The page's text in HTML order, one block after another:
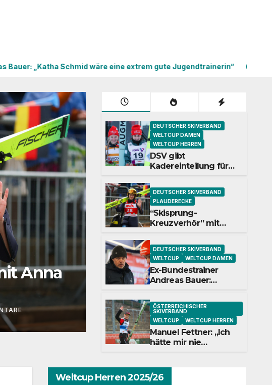
Schmid wäre eine extrem gute Jugendtrainerin“ Manuel Fettner:
ÖSTERREICHISCHER SKIVERBAND WELTCUP WELTCUP
Manuel Fettner: „Ich
springe“
04/04/2026 DANIEL CORNESSE
DEUTSCHER SKIVERBAND
WELTCUP DAMEN
WELTCUP HERREN
DSV gibt
Kadereinteilung für
DEUTSCHER SKIVERBAND
PLAUDERECKE
“Skisprung-
Kreuzverhör” mit
DEUTSCHER SKIVERBAND
WELTCUP
WELTCUP DAMEN
Ex-Bundestrainer
Andreas Bauer:
eine extrem gute
Jugendtrainerin“
ÖSTERREICHISCHER
SKIVERBAND
WELTCUP
WELTCUP HERREN
Manuel Fettner: „Ich
hätte mir nie
Weltcup Herren 2025/26